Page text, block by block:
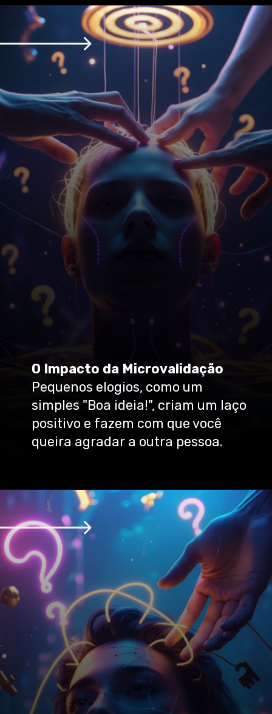
O Impacto da Microvalidação
Pequenos elogios, como um
simples "Boa ideia!", criam um laço
positivo e fazem com que você
queira agradar a outra pessoa.